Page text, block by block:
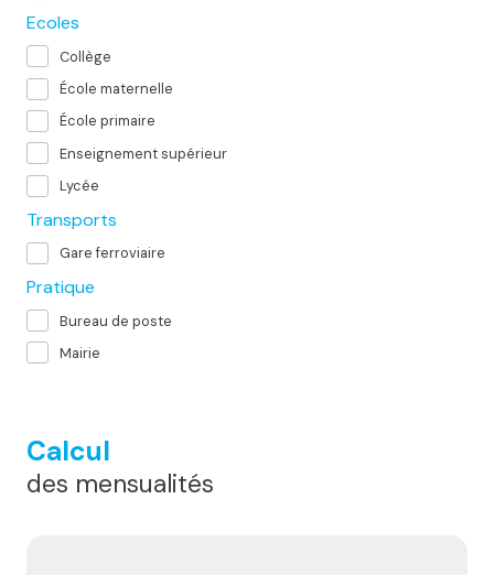
Ecoles
Collège
École maternelle
École primaire
Enseignement supérieur
Lycée
Transports
Gare ferroviaire
Pratique
Bureau de poste
Mairie
Calcul
des mensualités